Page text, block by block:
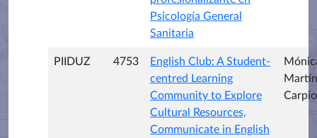
Psicología General
Sanitaria
PIIDUZ 4753
English Club: A Student-
centred Learning
Community to Explore
Cultural Resources,
Communicate in English
Martín
Carpio